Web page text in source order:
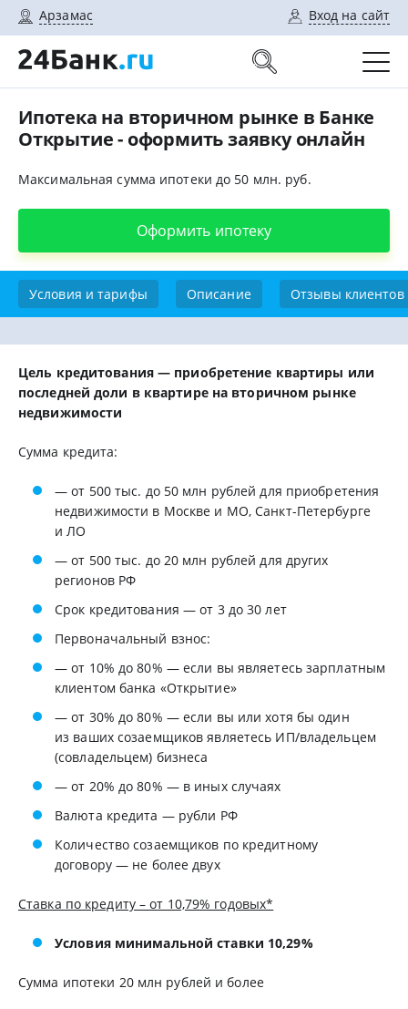
Арзамас Вход на сайт
Ипотека на вторичном рынке в Банке
Открытие - оформить заявку онлайн
Максимальная сумма ипотеки до 50 млн. руб.
Оформить ипотеку
Условия и тарифы Описание Отзывы клиентов
Цель кредитования — приобретение квартиры или
последней доли в квартире на вторичном рынке
недвижимости
Сумма кредита:
— от 500 тыс. до 50 млн рублей для приобретения
недвижимости в Москве и МО, Санкт-Петербурге
и ЛО
— от 500 тыс. до 20 млн рублей для других
регионов РФ
Срок кредитования — от 3 до 30 лет
Первоначальный взнос:
— от 10% до 80% — если вы являетесь зарплатным
клиентом банка «Открытие»
— от 30% до 80% — если вы или хотя бы один
из ваших созаемщиков являетесь ИП/владельцем
(совладельцем) бизнеса
— от 20% до 80% — в иных случаях
Валюта кредита — рубли РФ
Количество созаемщиков по кредитному
договору — не более двух
Ставка по кредиту – от 10,79% годовых*
Условия минимальной ставки 10,29%
Сумма ипотеки 20 млн рублей и более